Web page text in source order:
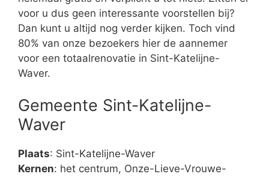
voor u dus geen interessante voorstellen bij?
Dan kunt u altijd nog verder kijken. Toch vind
80% van onze bezoekers hier de aannemer
voor een totaalrenovatie in Sint-Katelijne-
Waver.
Gemeente Sint-Katelijne-
Waver
Plaats: Sint-Katelijne-Waver
Kernen: het centrum, Onze-Lieve-Vrouwe-